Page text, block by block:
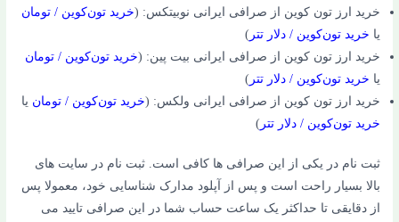
خرید ارز تون کوین از صرافی ایرانی نوبیتکس: (خرید تون‌کوین / تومان
یا خرید تون‌کوین / دلار تتر)
خرید ارز تون کوین از صرافی ایرانی بیت پین: (خرید تون‌کوین / تومان
یا خرید تون‌کوین / دلار تتر)
خرید ارز تون کوین از صرافی ایرانی ولکس: (خرید تون‌کوین / تومان یا
خرید تون‌کوین / دلار تتر)
ثبت نام در یکی از این صرافی ها کافی است. ثبت نام در سایت های
بالا بسیار راحت است و پس از آپلود مدارک شناسایی خود، معمولا پس
از دقایقی تا حداکثر یک ساعت حساب شما در این صرافی تایید می